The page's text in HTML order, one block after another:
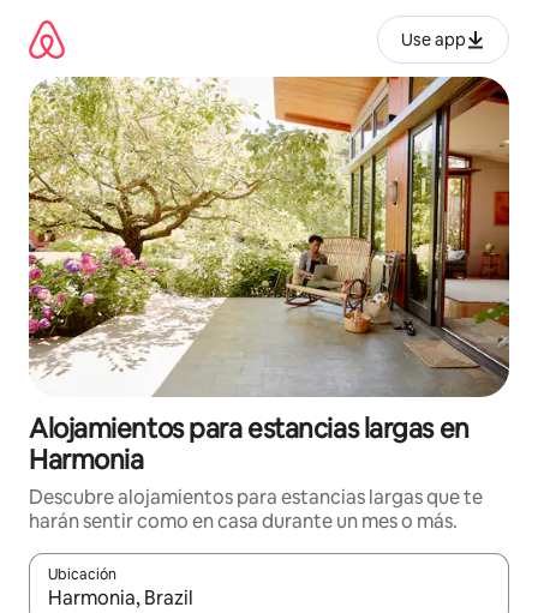
contenido
Use app
Alojamientos para estancias largas en
Harmonia
Descubre alojamientos para estancias largas que te
harán sentir como en casa durante un mes o más.
Ubicación
Cuando los resultados estén disponibles, podrás navegar